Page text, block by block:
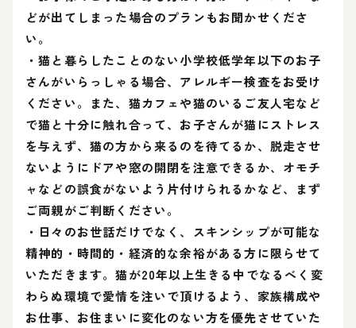
どが出てしまった場合のプランもお聞かせくださ
い。
・猫と暮らしたことのない小学校低学年以下のお子
さんがいらっしゃる場合、アレルギー検査をお受け
ください。また、猫カフェや猫のいるご友人宅など
で猫と十分に触れ合って、お子さんが猫にストレス
を与えず、猫の方から来るのを待てるか、脱走させ
ないようにドアや窓の開閉を注意できるか、オモチ
ャなどの誤食がないよう片付けられるかなど、まず
ご両親がご判断ください。
・日々のお世話だけでなく、スキンシップが可能な
精神的・時間的・経済的な余裕がある方に限らせて
いただきます。猫が20年以上生きる中でなるべく変
わらぬ環境で愛情を注いで頂けるよう、家族構成や
お仕事、お住まいに変化のない方を優先させていた